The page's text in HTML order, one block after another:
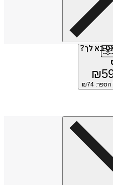
בא לך?
₪
₪
74